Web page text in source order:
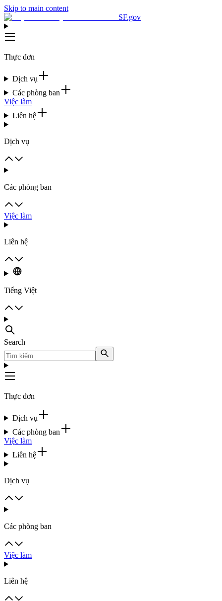
Skip to main content
SF.gov
Thực đơn
Dịch vụ
Các phòng ban
Việc làm
Liên hệ
Dịch vụ
Các phòng ban
Việc làm
Liên hệ
Tiếng Việt
Search
Thực đơn
Dịch vụ
Các phòng ban
Việc làm
Liên hệ
Dịch vụ
Các phòng ban
Việc làm
Liên hệ